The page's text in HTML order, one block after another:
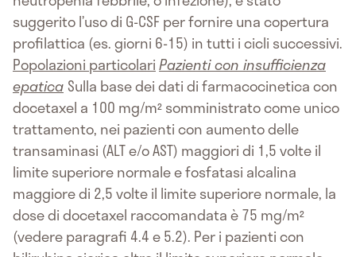
suggerito l’uso di G-CSF per fornire una copertura
profilattica (es. giorni 6-15) in tutti i cicli successivi.
Popolazioni particolariPazienti con insufficienza
epatica Sulla base dei dati di farmacocinetica con
docetaxel a 100 mg/m² somministrato come unico
trattamento, nei pazienti con aumento delle
transaminasi (ALT e/o AST) maggiori di 1,5 volte il
limite superiore normale e fosfatasi alcalina
maggiore di 2,5 volte il limite superiore normale, la
dose di docetaxel raccomandata è 75 mg/m²
(vedere paragrafi 4.4 e 5.2). Per i pazienti con